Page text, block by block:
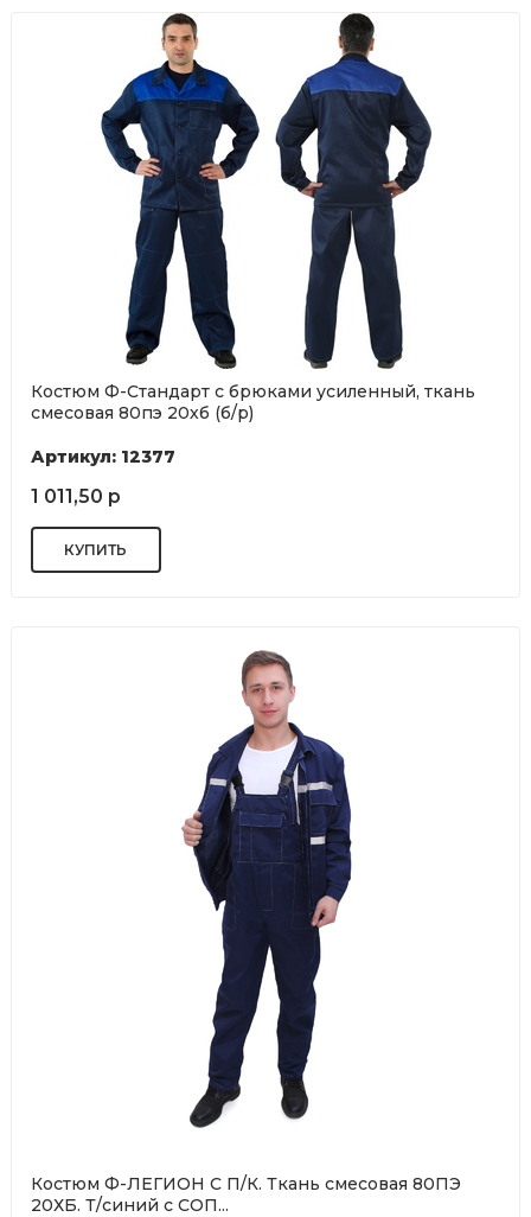
Костюм Ф-Стандарт с брюками усиленный, ткань
смесовая 80пэ 20хб (б/р)
Артикул: 12377
1 011,50 р
Костюм Ф-ЛЕГИОН С П/К. Ткань смесовая 80ПЭ
20ХБ. Т/синий с СОП...